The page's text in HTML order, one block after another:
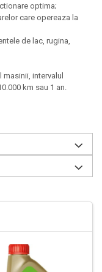
optima;
care opereaza la
de lac, rugina,
intervalul
km sau 1 an.